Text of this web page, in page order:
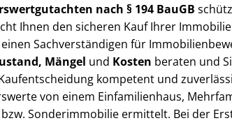
nach § 194 BauGB
Ihnen den sicheren Kauf Ihrer
einen Sach­ver­stän­di­gen für
Mängel und Kosten beraten und
kompetent und
von einem Einfamilienhaus,
Sonderimmobilie ermittelt. Bei der